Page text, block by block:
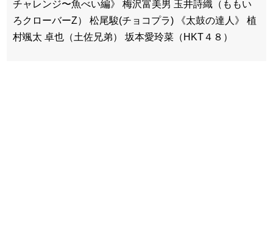
チャレンジ〜魚べい編》 梅沢富美男 玉井詩織（ももい
ろクローバーZ） 松尾駿(チョコプラ) 《太鼓の達人》 植
村颯太 卓也（土佐兄弟） 坂本愛玲菜（HKT４８）